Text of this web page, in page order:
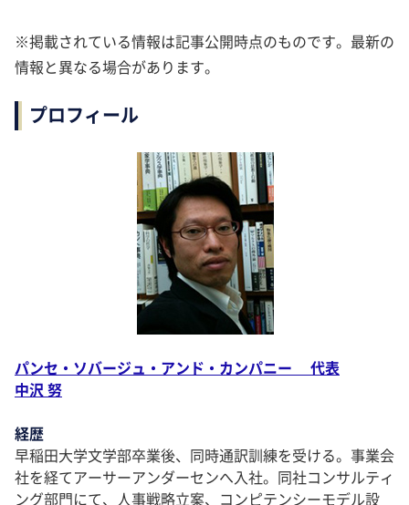
※掲載されている情報は記事公開時点のものです。最新の
情報と異なる場合があります。
プロフィール
パンセ・ソバージュ・アンド・カンパニー 代表
中沢 努
経歴
早稲田大学文学部卒業後、同時通訳訓練を受ける。事業会
社を経てアーサーアンダーセンへ入社。同社コンサルティ
ング部門にて、人事戦略立案、コンピテンシーモデル設